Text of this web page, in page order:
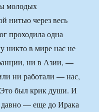
молодых
нитью через весь
проходила одна
никто в мире нас не
ни в Азии, —
ни работали — нас,
Это был крик души. И
давно — еще до Ирака